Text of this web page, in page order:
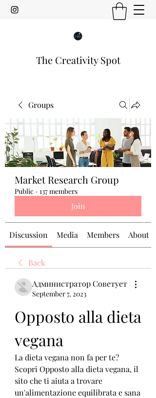
The Creativity Spot
Groups
Market Research Group
Public · 137 members
Join
Discussion Media Members About
Back
Администратор Советует
September 7, 2023
Opposto alla dieta
vegana
La dieta vegana non fa per te?
Scopri Opposto alla dieta vegana, il
sito che ti aiuta a trovare
un'alimentazione equilibrata e sana